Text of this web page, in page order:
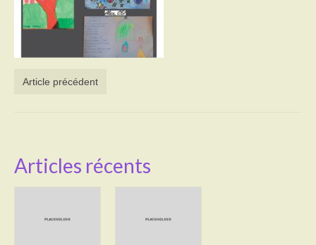
Heures d’ouverture
Démarches administratives
Article précédent
Articles récents